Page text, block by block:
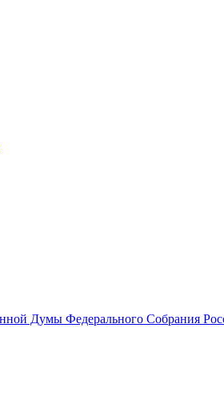
Думы Федерального Собрания